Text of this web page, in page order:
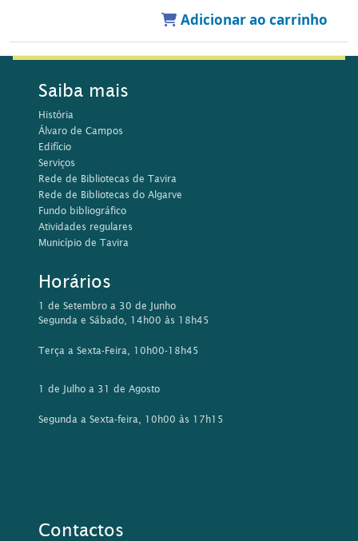
Adicionar ao carrinho
Saiba mais
História
Álvaro de Campos
Edifício
Serviços
Rede de Bibliotecas de Tavira
Rede de Bibliotecas do Algarve
Fundo bibliográfico
Atividades regulares
Município de Tavira
Horários
1 de Setembro a 30 de Junho
Segunda e Sábado, 14h00 às 18h45
Terça a Sexta-Feira, 10h00-18h45
1 de Julho a 31 de Agosto
Segunda a Sexta-feira, 10h00 às 17h15
Contactos